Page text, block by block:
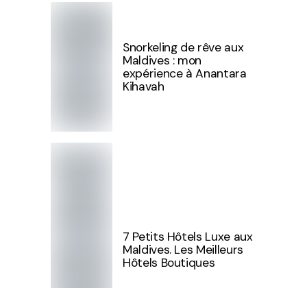
Snorkeling de rêve aux
Maldives : mon
expérience à Anantara
Kihavah
7 Petits Hôtels Luxe aux
Maldives. Les Meilleurs
Hôtels Boutiques